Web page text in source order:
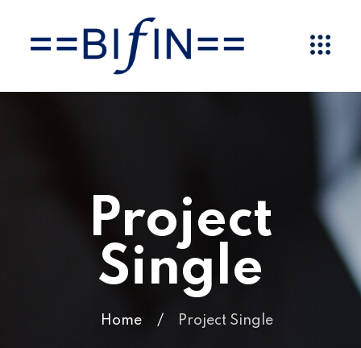
Project
Single
Home / Project Single